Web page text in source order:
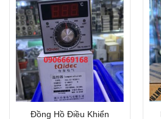
Đồng Hồ Điều Khiển